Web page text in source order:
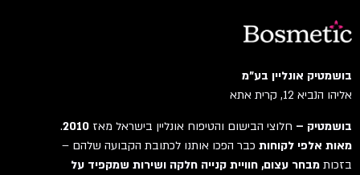
בושמטיק אונליין בע"מ
אליהו הנביא 12, קרית אתא
בושמטיק –חלוצי הבישום והטיפוח אונליין בישראל מאז2010
.
מאות אלפי לקוחותכבר הפכו אותנו לכתובת הקבועה שלהם –
בזכותמבחר עצום, חוויית קנייה חלקה ושירות שמקפיד על